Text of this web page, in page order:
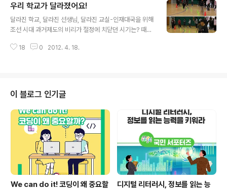
우리 학교가 달라졌어요!
달라진 학교, 달라진 선생님, 달라진 교실-인재대국을 위해
조선 시대 과거제도의 비리가 절정에 치닫던 시기는? 때는
풍은 지금의 수능시험 못지않았던 것 같습니다. 몇 년씩 성
인재들이 과거라는 시험에 묶여 재능을 썩히고 있는 것에
대한 안타까움, 암기 위주의 시험의 문제점, 그리고 이러한
시험이 인재를 등용하는지에 대한 의문의 제기. 이러한 현
실 제도에 대한 문제를 지적하며 등장한 개혁의 인물들이
바로 ‘실학자’입니다. 실학자들이 주장한 것은 ‘공거제’. ‘천
거제’입니다. “필기시..
18 0 2012. 4. 18.
이 블로그 인기글
We can do it! 코딩이 왜 중요할
디지털 리터러시, 정보를 읽는 능